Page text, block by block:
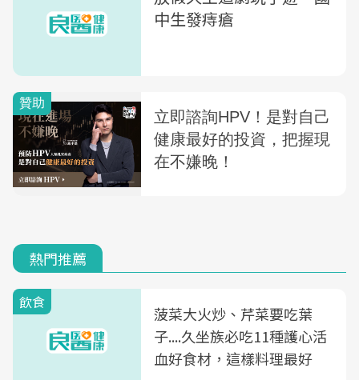
中生發痔瘡
熱門推薦
飲食
菠菜大火炒、芹菜要吃葉
子....久坐族必吃11種護心活
血好食材，這樣料理最好